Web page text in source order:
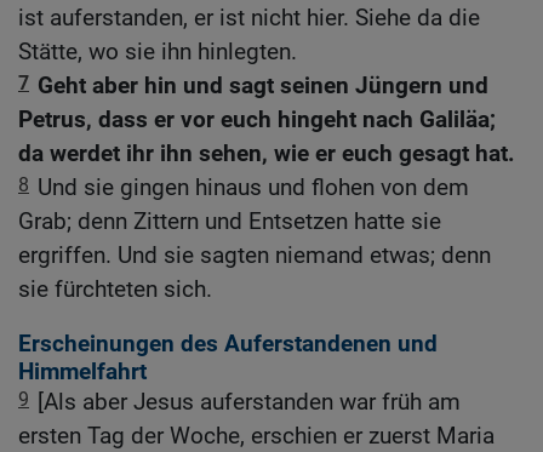
ist auferstanden, er ist nicht hier. Siehe da die
Stätte, wo sie ihn hinlegten.
7 Geht aber hin und sagt seinen Jüngern und
Petrus, dass er vor euch hingeht nach Galiläa;
da werdet ihr ihn sehen, wie er euch gesagt hat.
8 Und sie gingen hinaus und flohen von dem
Grab; denn Zittern und Entsetzen hatte sie
ergriffen. Und sie sagten niemand etwas; denn
sie fürchteten sich.
Erscheinungen des Auferstandenen und
Himmelfahrt
9 [Als aber Jesus auferstanden war früh am
ersten Tag der Woche, erschien er zuerst Maria